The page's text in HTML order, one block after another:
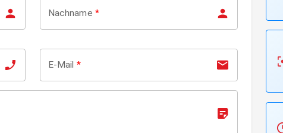
Nachname *
E-Mail *